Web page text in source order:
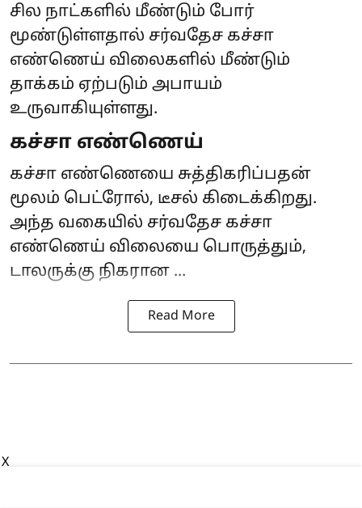
சில நாட்களில் மீண்டும் போர்
மூண்டுள்ளதால் சர்வதேச கச்சா
எண்ணெய் விலைகளில் மீண்டும்
தாக்கம் ஏற்படும் அபாயம்
உருவாகியுள்ளது.
கச்சா எண்ணெய்
கச்சா எண்ணெயை சுத்திகரிப்பதன்
மூலம் பெட்ரோல், டீசல் கிடைக்கிறது.
அந்த வகையில் சர்வதேச கச்சா
எண்ணெய் விலையை பொருத்தும்,
டாலருக்கு நிகரான ...
Read More
X